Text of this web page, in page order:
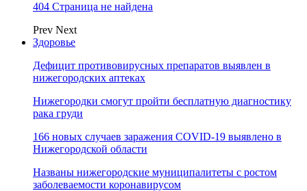
404 Страница не найдена
Prev Next
Здоровье
Дефицит противовирусных препаратов выявлен в
нижегородских аптеках
Нижегородки смогут пройти бесплатную диагностику
рака груди
166 новых случаев заражения COVID-19 выявлено в
Нижегородской области
Названы нижегородские муниципалитеты с ростом
заболеваемости коронавирусом